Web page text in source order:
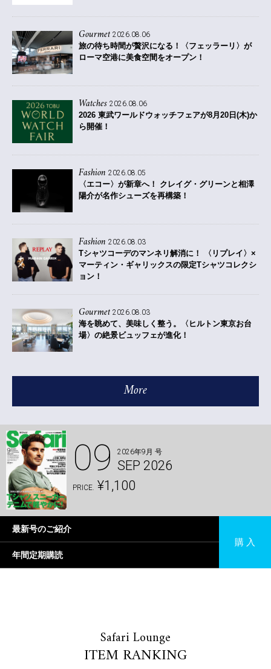
Gourmet 2026.08.06
旅の待ち時間が贅沢になる！〈フェッラーリ〉が
ローマ空港に美食空間をオープン！
Watches 2026.08.06
2026 東武ワールドウォッチフェアが8月20日(木)か
ら開催！
Fashion 2026.08.05
〈エコー〉が新章へ！ クレイグ・グリーンと相澤
陽介が名作シューズを再構築！
Fashion 2026.08.03
Tシャツコーデのマンネリ解消に！ 〈リプレイ〉×
マーティン・ギャリックスの限定Tシャツコレクシ
ョン！
Gourmet 2026.08.03
海を眺めて、美味しく整う。〈ヒルトン東京お台
場〉の絶景ビュッフェが進化！
More
09 2026年9月 号
SEP 2026
PRICE. ¥1,100
最新号のご紹介
年間定期購読
購 入
Safari Lounge
ITEM RANKING